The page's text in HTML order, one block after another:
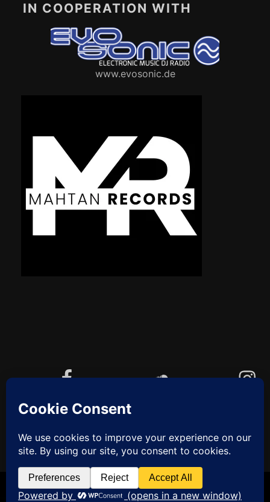
IN COOPERATION WITH
www.evosonic.de
YouTube
Cookie-Richtlinie (EU)
ZUM
ANFANG